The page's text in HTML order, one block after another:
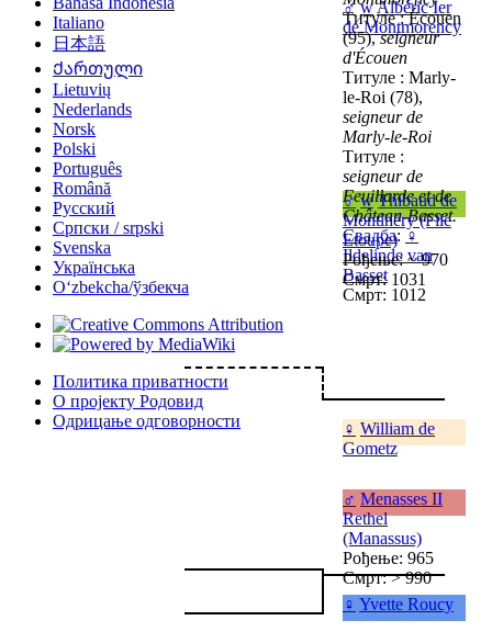
Титуле : Écouen
(95),seigneur
d'Écouen
Титуле : Marly-
le-Roi (78),
seigneur de
Marly-le-Roi
Титуле :
seigneur de
Feuillarde et de
Château-Basset.
Свадба: ♀
Ildelinde van
Basset
Смрт: 1012
♂ wAlbéric Ier
de Montmorency
♂ w Thibaud de
Montlhéry (File
Etoupe)
Рођење: ~ 970
Смрт: 1031
♀ William de
Gometz
♂ Menasses II
Rethel
(Manassus)
Рођење: 965
Смрт: > 990
♀ Yvette Roucy
Italiano
日本語
Ქართული
Lietuvių
Nederlands
Norsk
Polski
Português
Română
Русский
Српски / srpski
Svenska
Українська
Oʻzbekcha/ўзбекча
Политика приватности
О пројекту Родовид
Одрицање одговорности